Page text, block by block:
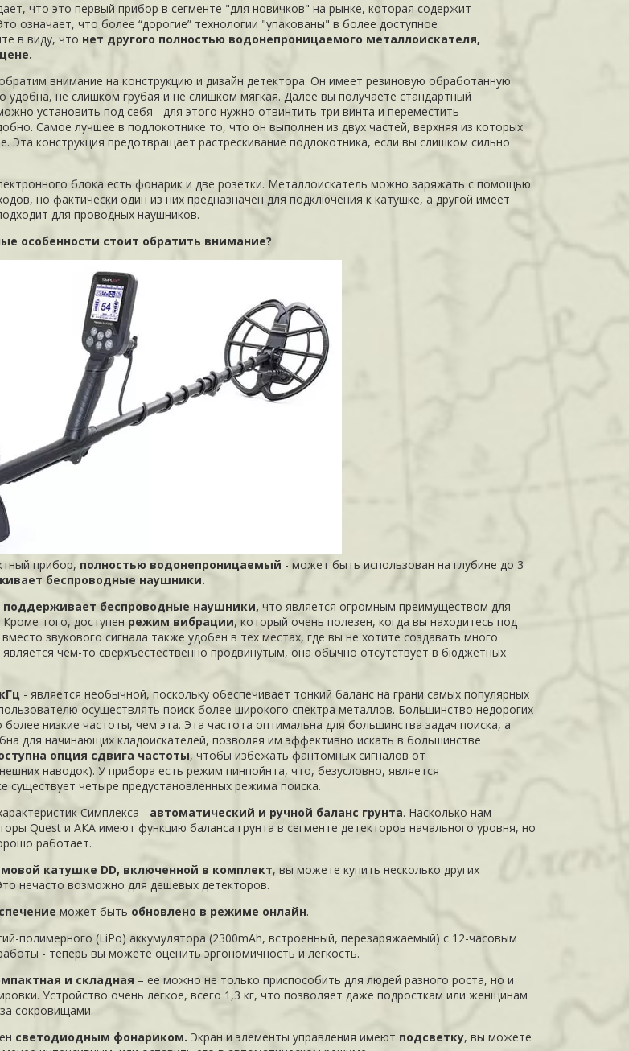
что это первый прибор в сегменте "для новичков" на рынке, которая содержит
означает, что более “дорогие” технологии "упакованы" в более доступное
в виду, что нет другого полностью водонепроницаемого металлоискателя,
внимание на конструкцию и дизайн детектора. Он имеет резиновую обработанную
удобна, не слишком грубая и не слишком мягкая. Далее вы получаете стандартный
установить под себя - для этого нужно отвинтить три винта и переместить
Самое лучшее в подлокотнике то, что он выполнен из двух частей, верхняя из которых
Эта конструкция предотвращает растрескивание подлокотника, если вы слишком сильно
блока есть фонарик и две розетки. Металлоискатель можно заряжать с помощью
но фактически один из них предназначен для подключения к катушке, а другой имеет
для проводных наушников.
особенности стоит обратить внимание?
прибор, полностью водонепроницаемый - может быть использован на глубине до 3
беспроводные наушники.
поддерживает беспроводные наушники, что является огромным преимуществом для
того, доступен режим вибрации, который очень полезен, когда вы находитесь под
звукового сигнала также удобен в тех местах, где вы не хотите создавать много
чем-то сверхъестественно продвинутым, она обычно отсутствует в бюджетных
- является необычной, поскольку обеспечивает тонкий баланс на грани самых популярных
осуществлять поиск более широкого спектра металлов. Большинство недорогих
низкие частоты, чем эта. Эта частота оптимальна для большинства задач поиска, а
для начинающих кладоискателей, позволяя им эффективно искать в большинстве
опция сдвига частоты, чтобы избежать фантомных сигналов от
наводок). У прибора есть режим пинпойнта, что, безусловно, является
существует четыре предустановленных режима поиска.
Симплекса - автоматический и ручной баланс грунта. Насколько нам
Quest и АКА имеют функцию баланса грунта в сегменте детекторов начального уровня, но
работает.
катушке DD, включенной в комплект, вы можете купить несколько других
нечасто возможно для дешевых детекторов.
может быть обновлено в режиме онлайн.
полимерного (LiPo) аккумулятора (2300mAh, встроенный, перезаряжаемый) с 12-часовым
- теперь вы можете оценить эргономичность и легкость.
и складная – ее можно не только приспособить для людей разного роста, но и
Устройство очень легкое, всего 1,3 кг, что позволяет даже подросткам или женщинам
сокровищами.
светодиодным фонариком. Экран и элементы управления имеют подсветку, вы можете